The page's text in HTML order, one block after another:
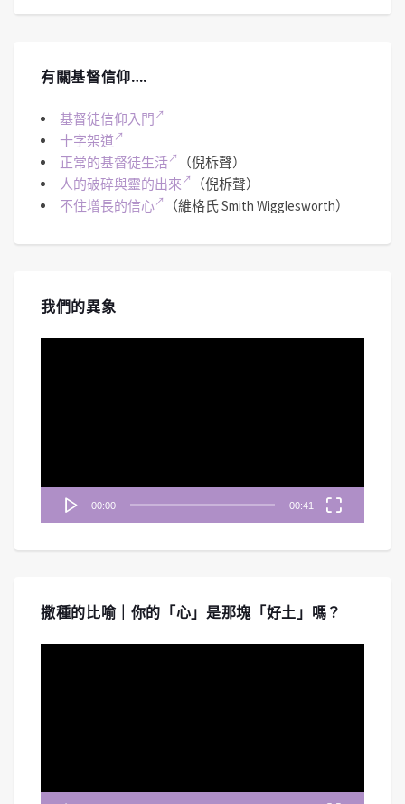
有關基督信仰….
基督徒信仰入門
十字架道
正常的基督徒生活
（倪柝聲）
人的破碎與靈的出來
（倪柝聲）
不住增長的信心
（維格氏 Smith Wigglesworth）
我們的異象
00:00 00:41
撒種的比喻｜你的「心」是那塊「好土」嗎？